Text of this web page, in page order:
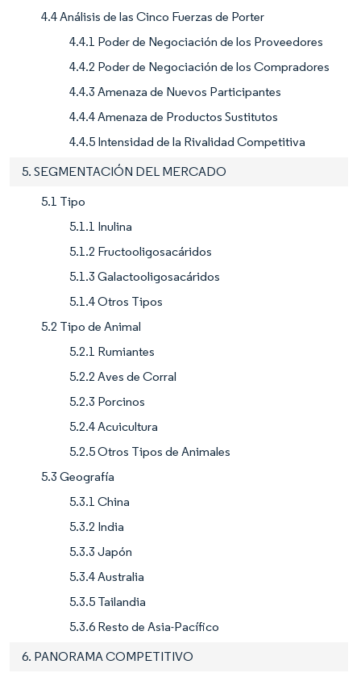
4.4 Análisis de las Cinco Fuerzas de Porter
4.4.1 Poder de Negociación de los Proveedores
4.4.2 Poder de Negociación de los Compradores
4.4.3 Amenaza de Nuevos Participantes
4.4.4 Amenaza de Productos Sustitutos
4.4.5 Intensidad de la Rivalidad Competitiva
5. SEGMENTACIÓN DEL MERCADO
5.1 Tipo
5.1.1 Inulina
5.1.2 Fructooligosacáridos
5.1.3 Galactooligosacáridos
5.1.4 Otros Tipos
5.2 Tipo de Animal
5.2.1 Rumiantes
5.2.2 Aves de Corral
5.2.3 Porcinos
5.2.4 Acuicultura
5.2.5 Otros Tipos de Animales
5.3 Geografía
5.3.1 China
5.3.2 India
5.3.3 Japón
5.3.4 Australia
5.3.5 Tailandia
5.3.6 Resto de Asia-Pacífico
6. PANORAMA COMPETITIVO